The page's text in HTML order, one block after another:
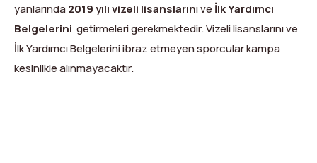
yanlarında2019 yılı vizeli lisanslarını ve İlk Yardımcı
Belgelerini getirmeleri gerekmektedir. Vizeli lisanslarını ve
İlk Yardımcı Belgelerini ibraz etmeyen sporcular kampa
kesinlikle alınmayacaktır.